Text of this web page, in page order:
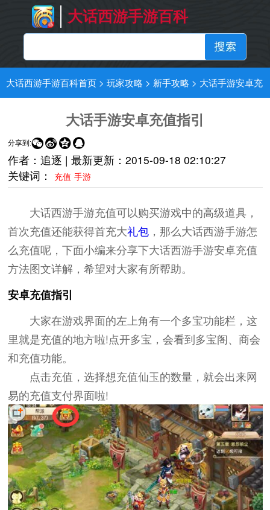
大话西游手游百科
大话西游手游百科首页 > 玩家攻略 > 新手攻略 > 大话手游安卓充
大话手游安卓充值指引
分享到: 
作者：追逐 | 最新更新： 2015-09-18 02:10:27
关键词：
充值 手游
大话西游手游充值可以购买游戏中的高级道具，
首次充值还能获得首充大礼包，那么大话西游手游怎
么充值呢，下面小编来分享下大话西游手游安卓充值
方法图文详解，希望对大家有所帮助。
安卓充值指引
大家在游戏界面的左上角有一个多宝功能栏，这
里就是充值的地方啦!点开多宝，会看到多宝阁、商会
和充值功能。
点击充值，选择想充值仙玉的数量，就会出来网
易的充值支付界面啦!